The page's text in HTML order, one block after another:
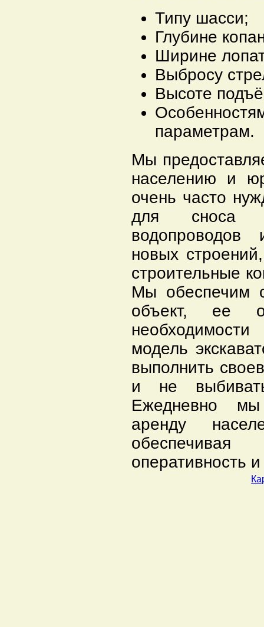
Типу шасси;
Глубине
Ширине
Выбросу
Высоте
параметрам.
Мы
населению и
очень часто
для сноса
водопроводов
новых
строительные
Мы обеспечим
объект, ее
модель
выполнить
и не
Ежедневно мы
аренду
оперативность